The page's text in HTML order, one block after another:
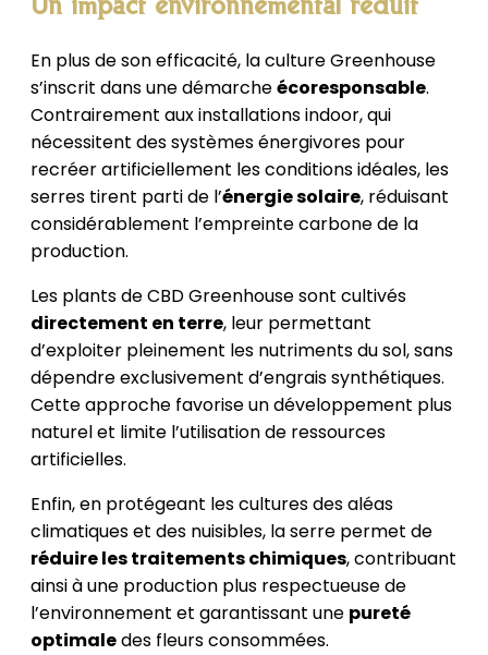
Un impact environnemental réduit
En plus de son efficacité, la culture Greenhouse
s’inscrit dans une démarcheécoresponsable.
Contrairement aux installations indoor, qui
nécessitent des systèmes énergivores pour
recréer artificiellement les conditions idéales, les
serres tirent parti de l’énergie solaire, réduisant
considérablement l’empreinte carbone de la
production.
Les plants de CBD Greenhouse sont cultivés
directement en terre, leur permettant
d’exploiter pleinement les nutriments du sol, sans
dépendre exclusivement d’engrais synthétiques.
Cette approche favorise un développement plus
naturel et limite l’utilisation de ressources
artificielles.
Enfin, en protégeant les cultures des aléas
climatiques et des nuisibles, la serre permet de
réduire les traitements chimiques, contribuant
ainsi à une production plus respectueuse de
l’environnement et garantissant une pureté
optimaledes fleurs consommées.